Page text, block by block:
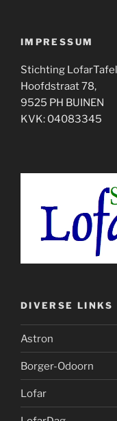
IMPRESSUM
Stichting LofarTafel
Hoofdstraat 78,
9525 PH BUINEN
KVK: 04083345
DIVERSE LINKS
Astron
Borger-Odoorn
Lofar